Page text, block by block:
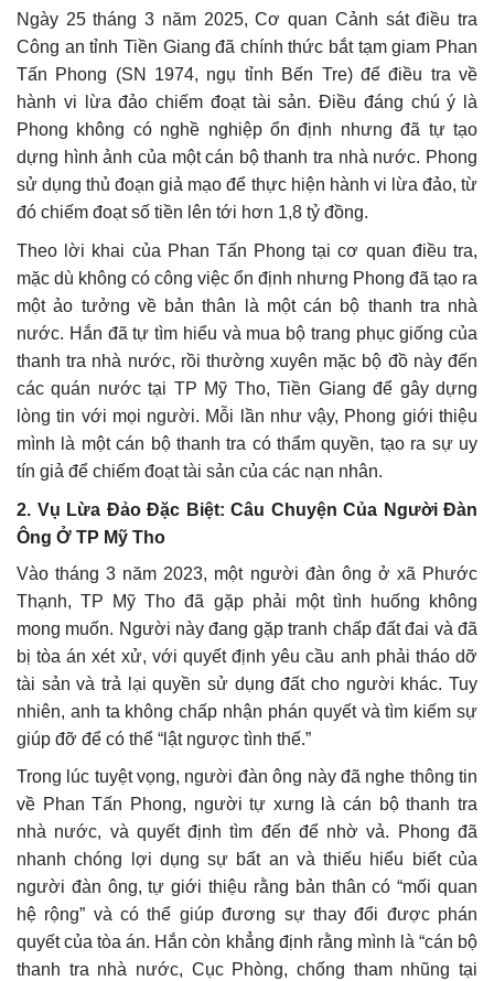
Ngày 25 tháng 3 năm 2025, Cơ quan Cảnh sát điều tra
Công an tỉnh Tiền Giang đã chính thức bắt tạm giam Phan
Tấn Phong (SN 1974, ngụ tỉnh Bến Tre) để điều tra về
hành vi lừa đảo chiếm đoạt tài sản. Điều đáng chú ý là
Phong không có nghề nghiệp ổn định nhưng đã tự tạo
dựng hình ảnh của một cán bộ thanh tra nhà nước. Phong
sử dụng thủ đoạn giả mạo để thực hiện hành vi lừa đảo, từ
đó chiếm đoạt số tiền lên tới hơn 1,8 tỷ đồng.
Theo lời khai của Phan Tấn Phong tại cơ quan điều tra,
mặc dù không có công việc ổn định nhưng Phong đã tạo ra
một ảo tưởng về bản thân là một cán bộ thanh tra nhà
nước. Hắn đã tự tìm hiểu và mua bộ trang phục giống của
thanh tra nhà nước, rồi thường xuyên mặc bộ đồ này đến
các quán nước tại TP Mỹ Tho, Tiền Giang để gây dựng
lòng tin với mọi người. Mỗi lần như vậy, Phong giới thiệu
mình là một cán bộ thanh tra có thẩm quyền, tạo ra sự uy
tín giả để chiếm đoạt tài sản của các nạn nhân.
2. Vụ Lừa Đảo Đặc Biệt: Câu Chuyện Của Người Đàn
Ông Ở TP Mỹ Tho
Vào tháng 3 năm 2023, một người đàn ông ở xã Phước
Thạnh, TP Mỹ Tho đã gặp phải một tình huống không
mong muốn. Người này đang gặp tranh chấp đất đai và đã
bị tòa án xét xử, với quyết định yêu cầu anh phải tháo dỡ
tài sản và trả lại quyền sử dụng đất cho người khác. Tuy
nhiên, anh ta không chấp nhận phán quyết và tìm kiếm sự
giúp đỡ để có thể “lật ngược tình thế.”
Trong lúc tuyệt vọng, người đàn ông này đã nghe thông tin
về Phan Tấn Phong, người tự xưng là cán bộ thanh tra
nhà nước, và quyết định tìm đến để nhờ vả. Phong đã
nhanh chóng lợi dụng sự bất an và thiếu hiểu biết của
người đàn ông, tự giới thiệu rằng bản thân có “mối quan
hệ rộng” và có thể giúp đương sự thay đổi được phán
quyết của tòa án. Hắn còn khẳng định rằng mình là “cán bộ
thanh tra nhà nước, Cục Phòng, chống tham nhũng tại